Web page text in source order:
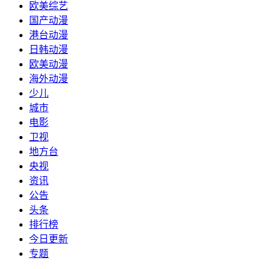
欧美综艺
国产动漫
港台动漫
日韩动漫
欧美动漫
海外动漫
少儿
城市
电影
卫视
地方台
央视
资讯
公告
头条
排行榜
今日更新
专题